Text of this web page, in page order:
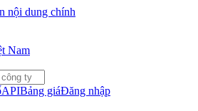
nội dung chính
Nam
APIBảng giáĐăng nhập